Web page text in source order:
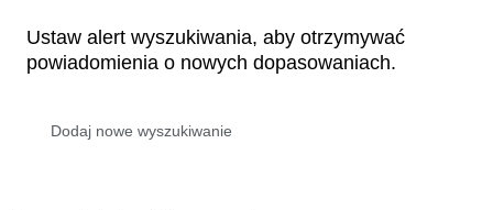
Ustaw alert wyszukiwania, aby otrzymywać
powiadomienia o nowych dopasowaniach.